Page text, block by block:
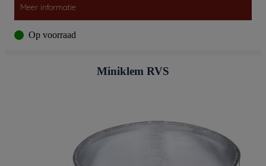
Meer informatie
Op voorraad
Miniklem RVS